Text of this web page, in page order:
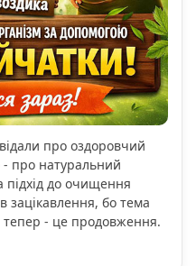
про оздоровчий
- про натуральний
підхід до очищення
зацікавлення, бо тема
тепер - це продовження.